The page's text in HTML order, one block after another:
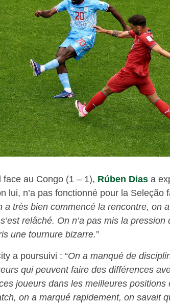
au Congo (1 – 1), Rúben Dias a
lui, n’a pas fonctionné pour la Seleção
a très bien commencé la rencontre, on
relâché. On n’a pas mis la pression
une tournure bizarre.”
a poursuivi : “On a manqué de
qui peuvent faire des différences
joueurs dans les meilleures positions
on a marqué rapidement, on savait